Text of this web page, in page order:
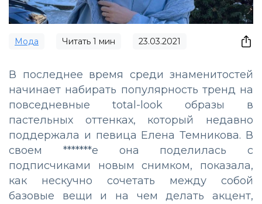
Мода Читать 1 мин 23.03.2021
В последнее время среди знаменитостей
начинает набирать популярность тренд на
повседневные total-look образы в
пастельных оттенках, который недавно
поддержала и певица Елена Темникова. В
своем *******е она поделилась с
подписчиками новым снимком, показала,
как нескучно сочетать между собой
базовые вещи и на чем делать акцент,